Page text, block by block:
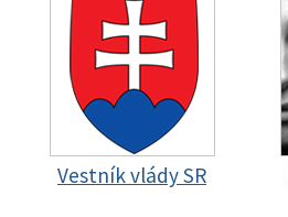
Vestník vlády SR